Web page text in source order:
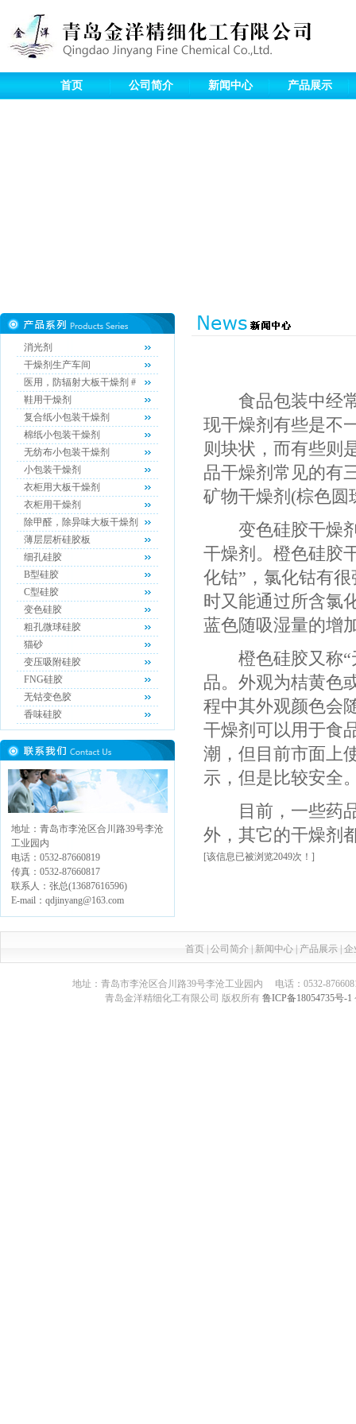
首页 公司简介 新闻中心 产品展示
消光剂
干燥剂生产车间
医用，防辐射大板干燥剂 #
鞋用干燥剂
复合纸小包装干燥剂
棉纸小包装干燥剂
无纺布小包装干燥剂
小包装干燥剂
衣柜用大板干燥剂
衣柜用干燥剂
除甲醛，除异味大板干燥剂
薄层层析硅胶板
细孔硅胶
B型硅胶
C型硅胶
变色硅胶
粗孔微球硅胶
猫砂
变压吸附硅胶
FNG硅胶
无钴变色胶
香味硅胶
地址：青岛市李沧区合川路39号李沧
工业园内
电话：0532-87660819
传真：0532-87660817
联系人：张总(13687616596)
E-mail：qdjinyang@163.com
食品包装中经常
现干燥剂有些是不
则块状，而有些则
品干燥剂常见的有
矿物干燥剂(棕色圆
变色硅胶干燥剂
干燥剂。橙色硅胶
化钴”，氯化钴有
时又能通过所含氯
蓝色随吸湿量的增
橙色硅胶又称“
品。外观为桔黄色
程中其外观颜色会
干燥剂可以用于食
潮，但目前市面上
示，但是比较安全
目前，一些药品
外，其它的干燥剂
[该信息已被浏览2049次！]
首页 公司简介 新闻中心 产品展示 企
地址：青岛市李沧区合川路39号李沧工业园内 电话：0532-
青岛金洋精细化工有限公司 版权所有 鲁ICP备18054735号-1